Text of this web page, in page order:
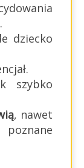
dziecko
szybko
, nawet